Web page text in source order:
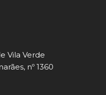
Vila Verde
nº 1360